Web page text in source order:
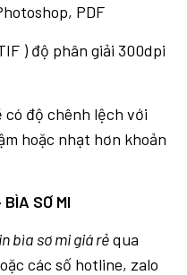
PDF
) độ phân giải 300dpi
có độ chênh lệch với
hoặc nhạt hơn khoản
BÌA SƠ MI
in bìa sơ mi giá rẻqua
các số hotline, zalo